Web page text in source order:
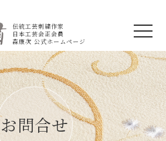
伝統工芸刺繍作家
日本工芸会正会員
森康次 公式ホームページ
お問合せ